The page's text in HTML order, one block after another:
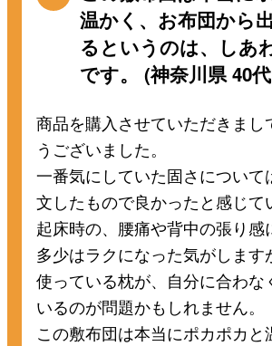
温かく、お布団から
るというのは、しあ
です。 (神奈川県 40
商品を購入させていただきまし
うございました。
一番気にしていた固さについて
文したもので良かったと感じて
起床時の、腰痛や背中の張り感
多少はラクになった気がします
使っている枕が、自分に合わな
いるのが問題かもしれません。
この敷布団は本当にポカポカと